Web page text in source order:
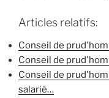
Articles relatifs:
Conseil de
Conseil de
Conseil de
salarié…